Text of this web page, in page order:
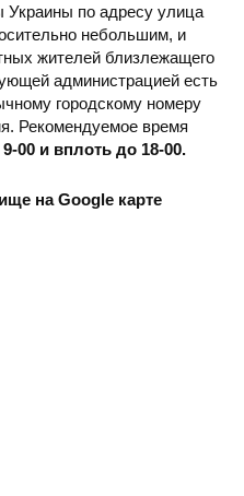
Украины по адресу улица
небольшим, и
жителей близлежащего
администрацией есть
городскому номеру
Рекомендуемое время
9-00 и вплоть до 18-00.
на Google карте